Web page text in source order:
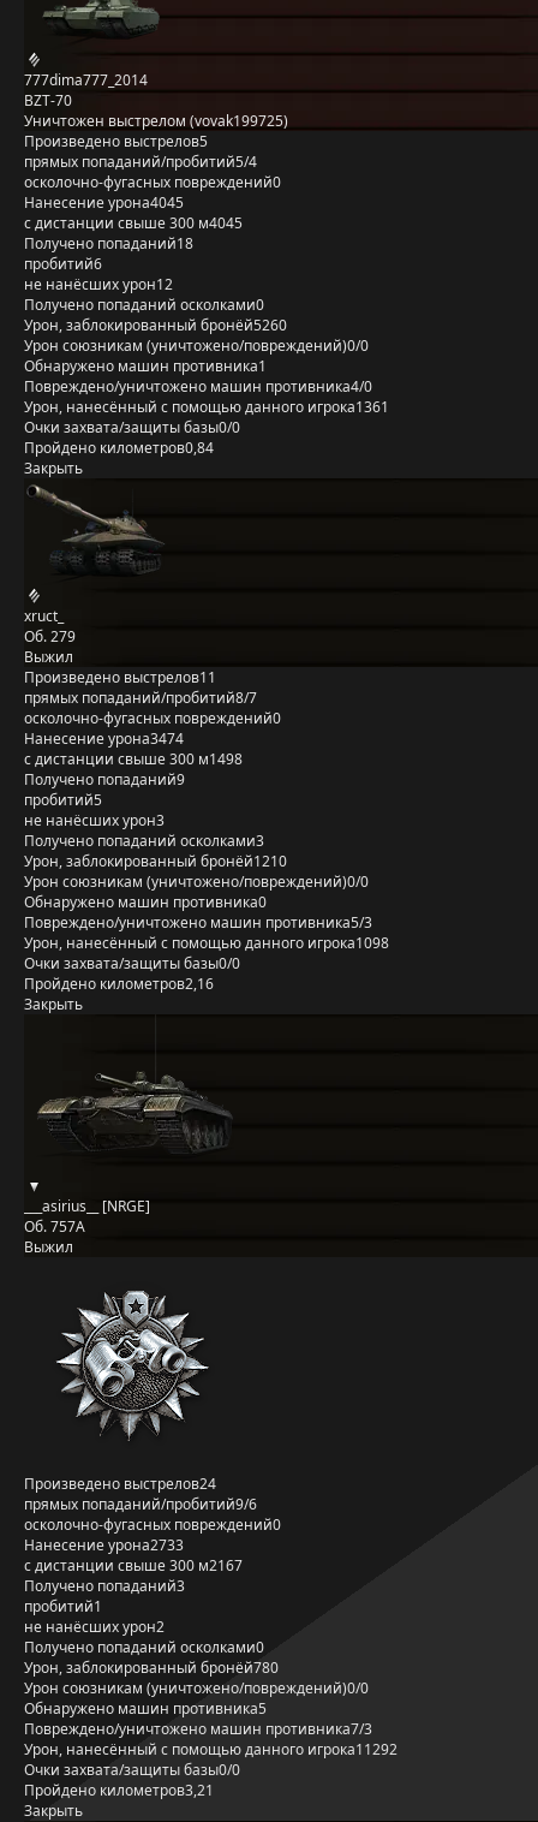
777dima777_2014
BZT-70
Уничтожен выстрелом (vovak199725)
Произведено выстрелов5
прямых попаданий/пробитий5/4
осколочно-фугасных повреждений0
Нанесение урона4045
с дистанции свыше 300 м4045
Получено попаданий18
пробитий6
не нанёсших урон12
Получено попаданий осколками0
Урон, заблокированный бронёй5260
Урон союзникам (уничтожено/повреждений)0/0
Обнаружено машин противника1
Повреждено/уничтожено машин противника4/0
Урон, нанесённый с помощью данного игрока1361
Очки захвата/защиты базы0/0
Пройдено километров0,84
Закрыть
xruct_
Об. 279
Выжил
Произведено выстрелов11
прямых попаданий/пробитий8/7
осколочно-фугасных повреждений0
Нанесение урона3474
с дистанции свыше 300 м1498
Получено попаданий9
пробитий5
не нанёсших урон3
Получено попаданий осколками3
Урон, заблокированный бронёй1210
Урон союзникам (уничтожено/повреждений)0/0
Обнаружено машин противника0
Повреждено/уничтожено машин противника5/3
Урон, нанесённый с помощью данного игрока1098
Очки захвата/защиты базы0/0
Пройдено километров2,16
Закрыть
___asirius__ [NRGE]
Об. 757А
Выжил
Произведено выстрелов24
прямых попаданий/пробитий9/6
осколочно-фугасных повреждений0
Нанесение урона2733
с дистанции свыше 300 м2167
Получено попаданий3
пробитий1
не нанёсших урон2
Получено попаданий осколками0
Урон, заблокированный бронёй780
Урон союзникам (уничтожено/повреждений)0/0
Обнаружено машин противника5
Повреждено/уничтожено машин противника7/3
Урон, нанесённый с помощью данного игрока11292
Очки захвата/защиты базы0/0
Пройдено километров3,21
Закрыть